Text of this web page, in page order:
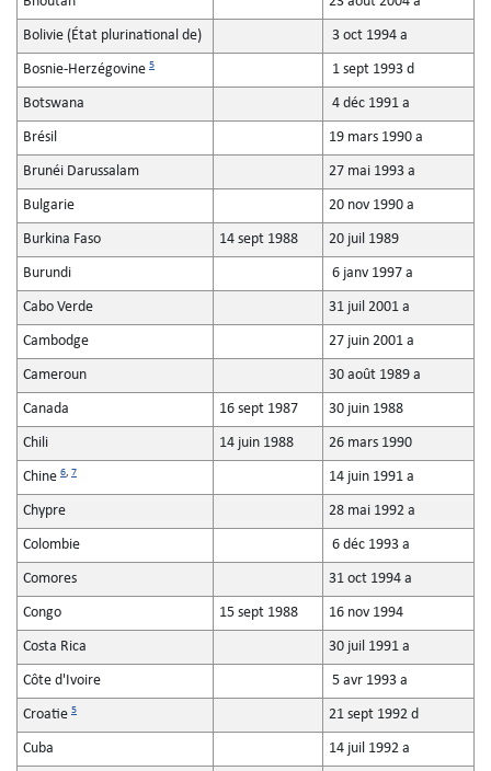
Bolivie (État plurinational de) 3 oct 1994 a
Bosnie-Herzégovine 5 1 sept 1993 d
Botswana 4 déc 1991 a
Brésil 19 mars 1990 a
Brunéi Darussalam 27 mai 1993 a
Bulgarie 20 nov 1990 a
Burkina Faso 14 sept 1988 20 juil 1989
Burundi 6 janv 1997 a
Cabo Verde 31 juil 2001 a
Cambodge 27 juin 2001 a
Cameroun 30 août 1989 a
Canada 16 sept 1987 30 juin 1988
Chili 14 juin 1988 26 mars 1990
Chine 6, 7 14 juin 1991 a
Chypre 28 mai 1992 a
Colombie 6 déc 1993 a
Comores 31 oct 1994 a
Congo 15 sept 1988 16 nov 1994
Costa Rica 30 juil 1991 a
Côte d'Ivoire 5 avr 1993 a
Croatie 5 21 sept 1992 d
Cuba 14 juil 1992 a